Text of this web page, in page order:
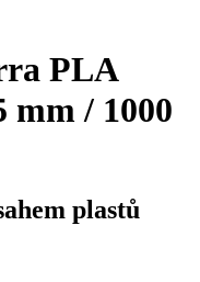
PLA
mm / 1000
plastů